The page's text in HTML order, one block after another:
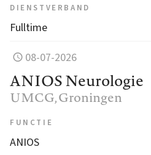
DIENSTVERBAND
Fulltime
08-07-2026
ANIOS Neurologie
UMCG, Groningen
FUNCTIE
ANIOS